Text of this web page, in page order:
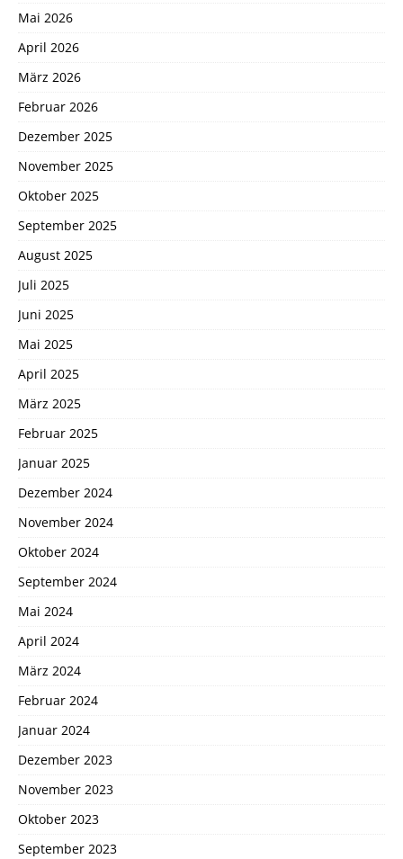
Mai 2026
April 2026
März 2026
Februar 2026
Dezember 2025
November 2025
Oktober 2025
September 2025
August 2025
Juli 2025
Juni 2025
Mai 2025
April 2025
März 2025
Februar 2025
Januar 2025
Dezember 2024
November 2024
Oktober 2024
September 2024
Mai 2024
April 2024
März 2024
Februar 2024
Januar 2024
Dezember 2023
November 2023
Oktober 2023
September 2023